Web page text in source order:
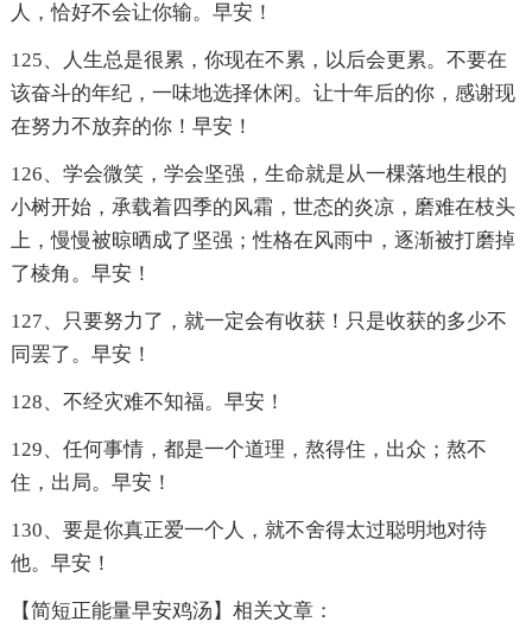
人，恰好不会让你输。早安！
125、人生总是很累，你现在不累，以后会更累。不要在
该奋斗的年纪，一味地选择休闲。让十年后的你，感谢现
在努力不放弃的你！早安！
126、学会微笑，学会坚强，生命就是从一棵落地生根的
小树开始，承载着四季的风霜，世态的炎凉，磨难在枝头
上，慢慢被晾晒成了坚强；性格在风雨中，逐渐被打磨掉
了棱角。早安！
127、只要努力了，就一定会有收获！只是收获的多少不
同罢了。早安！
128、不经灾难不知福。早安！
129、任何事情，都是一个道理，熬得住，出众；熬不
住，出局。早安！
130、要是你真正爱一个人，就不舍得太过聪明地对待
他。早安！
【简短正能量早安鸡汤】相关文章：